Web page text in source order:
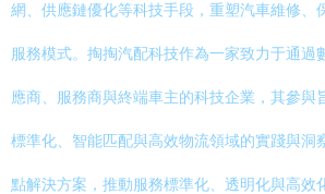
網、供應鏈優化等科技手段，重塑汽車維修、
服務模式。掏掏汽配科技作為一家致力于通過
應商、服務商與終端車主的科技企業，其參與
標準化、智能匹配與高效物流領域的實踐與洞
點解決方案，推動服務標準化、透明化與高效